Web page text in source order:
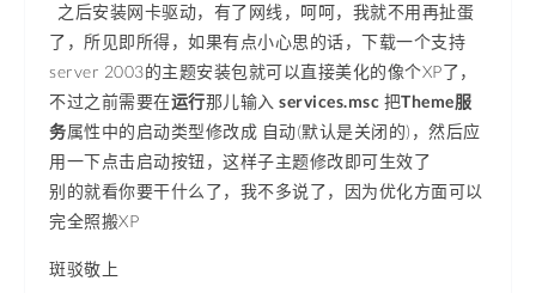
之后安装网卡驱动，有了网线，呵呵，我就不用再扯蛋
了，所见即所得，如果有点小心思的话，下载一个支持
server 2003的主题安装包就可以直接美化的像个XP了，
不过之前需要在运行那儿输入 services.msc 把Theme服
务属性中的启动类型修改成 自动(默认是关闭的)，然后应
用一下点击启动按钮，这样子主题修改即可生效了
别的就看你要干什么了，我不多说了，因为优化方面可以
完全照搬XP
斑驳敬上